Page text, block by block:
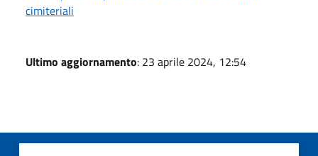
cimiteriali
Ultimo aggiornamento: 23 aprile 2024, 12:54